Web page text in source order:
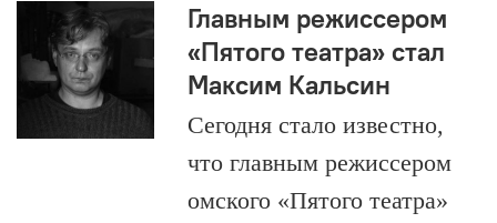
Главным режиссером
«Пятого театра» стал
Максим Кальсин
Сегодня стало известно,
что главным режиссером
омского «Пятого театра»